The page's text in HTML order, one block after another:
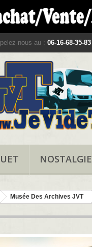
nous au : 06-16-68-35-83
NOSTALGIE
Musée Des Archives JVT